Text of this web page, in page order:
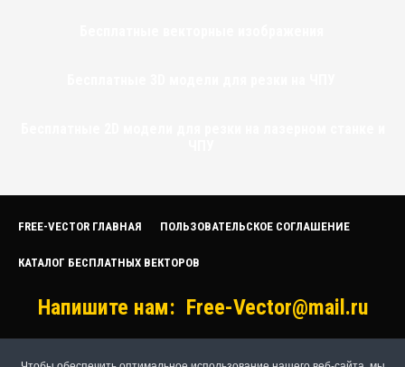
FREE-VECTOR ГЛАВНАЯ ПОЛЬЗОВАТЕЛЬСКОЕ СОГЛАШЕНИЕ
КАТАЛОГ БЕСПЛАТНЫХ ВЕКТОРОВ
Напишите нам: Free-Vector@mail.ru